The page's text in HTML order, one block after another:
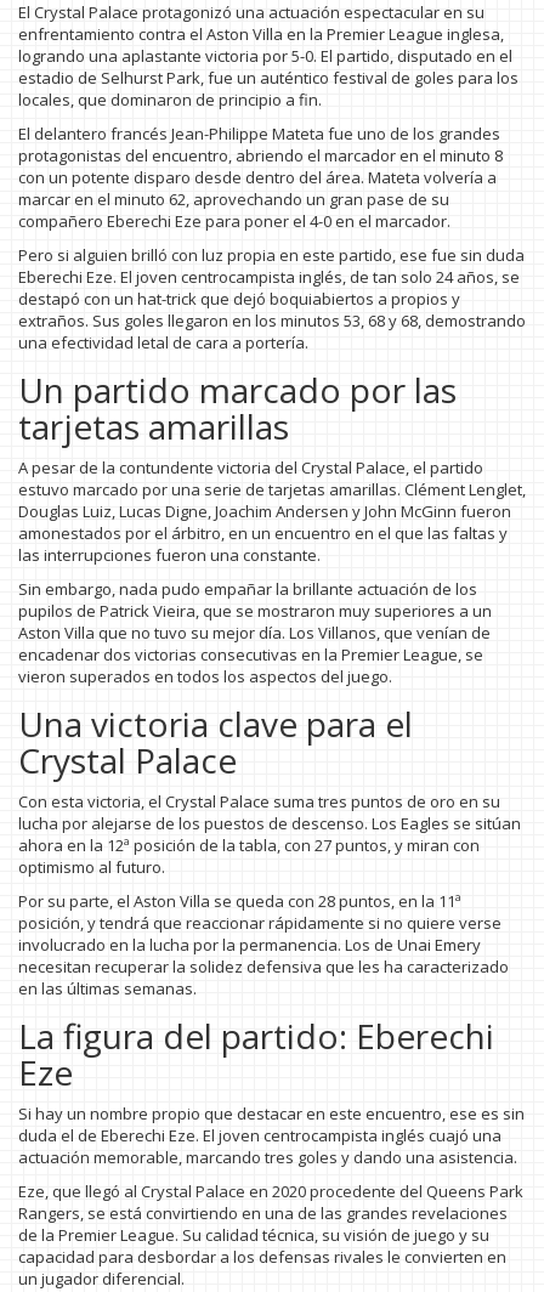
El Crystal Palace protagonizó una actuación espectacular en su
enfrentamiento contra el Aston Villa en la Premier League inglesa,
logrando una aplastante victoria por 5-0. El partido, disputado en el
estadio de Selhurst Park, fue un auténtico festival de goles para los
locales, que dominaron de principio a fin.
El delantero francés Jean-Philippe Mateta fue uno de los grandes
protagonistas del encuentro, abriendo el marcador en el minuto 8
con un potente disparo desde dentro del área. Mateta volvería a
marcar en el minuto 62, aprovechando un gran pase de su
compañero Eberechi Eze para poner el 4-0 en el marcador.
Pero si alguien brilló con luz propia en este partido, ese fue sin duda
Eberechi Eze. El joven centrocampista inglés, de tan solo 24 años, se
destapó con un hat-trick que dejó boquiabiertos a propios y
extraños. Sus goles llegaron en los minutos 53, 68 y 68, demostrando
una efectividad letal de cara a portería.
Un partido marcado por las
tarjetas amarillas
A pesar de la contundente victoria del Crystal Palace, el partido
estuvo marcado por una serie de tarjetas amarillas. Clément Lenglet,
Douglas Luiz, Lucas Digne, Joachim Andersen y John McGinn fueron
amonestados por el árbitro, en un encuentro en el que las faltas y
las interrupciones fueron una constante.
Sin embargo, nada pudo empañar la brillante actuación de los
pupilos de Patrick Vieira, que se mostraron muy superiores a un
Aston Villa que no tuvo su mejor día. Los Villanos, que venían de
encadenar dos victorias consecutivas en la Premier League, se
vieron superados en todos los aspectos del juego.
Una victoria clave para el
Crystal Palace
Con esta victoria, el Crystal Palace suma tres puntos de oro en su
lucha por alejarse de los puestos de descenso. Los Eagles se sitúan
ahora en la 12ª posición de la tabla, con 27 puntos, y miran con
optimismo al futuro.
Por su parte, el Aston Villa se queda con 28 puntos, en la 11ª
posición, y tendrá que reaccionar rápidamente si no quiere verse
involucrado en la lucha por la permanencia. Los de Unai Emery
necesitan recuperar la solidez defensiva que les ha caracterizado
en las últimas semanas.
La figura del partido: Eberechi
Eze
Si hay un nombre propio que destacar en este encuentro, ese es sin
duda el de Eberechi Eze. El joven centrocampista inglés cuajó una
actuación memorable, marcando tres goles y dando una asistencia.
Eze, que llegó al Crystal Palace en 2020 procedente del Queens Park
Rangers, se está convirtiendo en una de las grandes revelaciones
de la Premier League. Su calidad técnica, su visión de juego y su
capacidad para desbordar a los defensas rivales le convierten en
un jugador diferencial.